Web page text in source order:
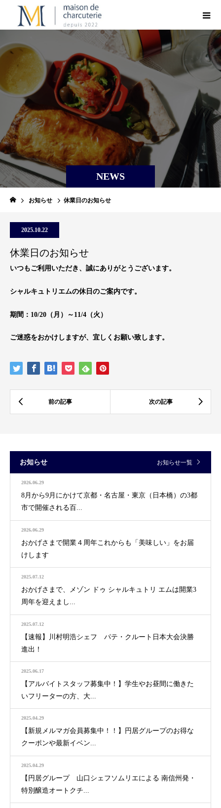
NEWS
お知らせ 休業日のお知らせ
2025.10.22
休業日のお知らせ
いつもご利用いただき、誠にありがとうございます。
シャルキュトリエムの休日のご案内です。
期間：10/20（月）～11/4（火）
ご迷惑をおかけしますが、宜しくお願い致します。
お知らせ お知らせ一覧
2026.06.29
8月から9月にかけて京都・名古屋・東京（日本橋）の3都
市で開催される百...
2026.06.29
おかげさまで開業４周年これからも「美味しい」をお届
けします
2025.07.12
おかげさまで、メゾン ドゥ シャルキュトリ エムは開業3
周年を迎えまし...
2025.07.12
【速報】川村明浩シェフ パテ・クルート日本大会決勝
進出！
2025.06.17
【アルバイトスタッフ募集中！】学生やお昼間に働きた
いフリーターの方、大...
2025.04.29
【新規メルマガ会員募集中！！】円居グループのお得な
クーポンや最新イベン...
2025.04.29
【円居グループ 山口シェフソムリエによる 南信州発・
特別醸造オートクチ...